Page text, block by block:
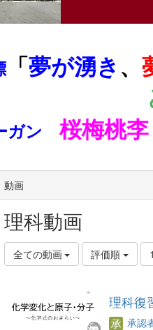
「 夢が湧き 、
ガン 桜梅桃李
動画
理科動画
全ての動画 評価順
理科復
承認